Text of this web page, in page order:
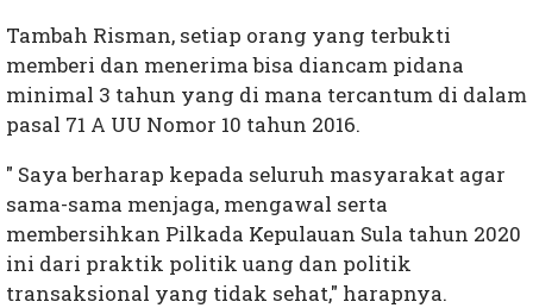
Tambah Risman, setiap orang yang terbukti
memberi dan menerima bisa diancam pidana
minimal 3 tahun yang di mana tercantum di dalam
pasal 71 A UU Nomor 10 tahun 2016.
" Saya berharap kepada seluruh masyarakat agar
sama-sama menjaga, mengawal serta
membersihkan Pilkada Kepulauan Sula tahun 2020
ini dari praktik politik uang dan politik
transaksional yang tidak sehat," harapnya.